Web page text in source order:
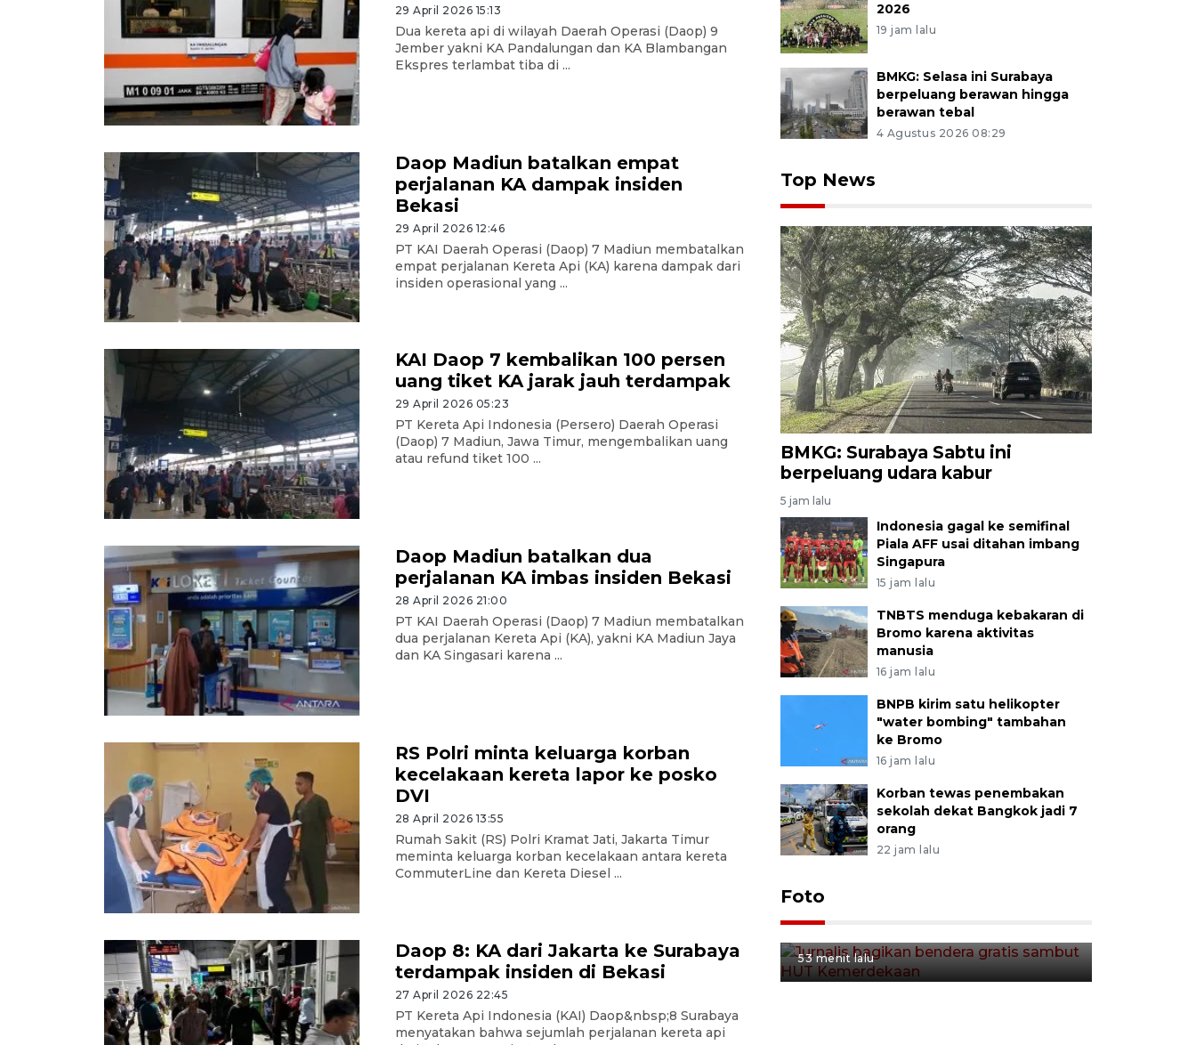
29 April 2026 15:13
Dua kereta api di wilayah Daerah Operasi (Daop) 9
Jember yakni KA Pandalungan dan KA Blambangan
Ekspres terlambat tiba di ...
Daop Madiun batalkan empat
perjalanan KA dampak insiden
Bekasi
29 April 2026 12:46
PT KAI Daerah Operasi (Daop) 7 Madiun membatalkan
empat perjalanan Kereta Api (KA) karena dampak dari
insiden operasional yang ...
KAI Daop 7 kembalikan 100 persen
uang tiket KA jarak jauh terdampak
29 April 2026 05:23
PT Kereta Api Indonesia (Persero) Daerah Operasi
(Daop) 7 Madiun, Jawa Timur, mengembalikan uang
atau refund tiket 100 ...
Daop Madiun batalkan dua
perjalanan KA imbas insiden Bekasi
28 April 2026 21:00
PT KAI Daerah Operasi (Daop) 7 Madiun membatalkan
dua perjalanan Kereta Api (KA), yakni KA Madiun Jaya
dan KA Singasari karena ...
RS Polri minta keluarga korban
kecelakaan kereta lapor ke posko
DVI
28 April 2026 13:55
Rumah Sakit (RS) Polri Kramat Jati, Jakarta Timur
meminta keluarga korban kecelakaan antara kereta
CommuterLine dan Kereta Diesel ...
Daop 8: KA dari Jakarta ke Surabaya
terdampak insiden di Bekasi
27 April 2026 22:45
PT Kereta Api Indonesia (KAI) Daop&nbsp;8 Surabaya
menyatakan bahwa sejumlah perjalanan kereta api
2026
19 jam lalu
BMKG: Selasa ini Surabaya
berpeluang berawan hingga
berawan tebal
4 Agustus 2026 08:29
Top News
BMKG: Surabaya Sabtu ini
berpeluang udara kabur
5 jam lalu
Indonesia gagal ke semifinal
Piala AFF usai ditahan imbang
Singapura
15 jam lalu
TNBTS menduga kebakaran di
Bromo karena aktivitas
manusia
16 jam lalu
BNPB kirim satu helikopter
"water bombing" tambahan
ke Bromo
16 jam lalu
Korban tewas penembakan
sekolah dekat Bangkok jadi 7
orang
22 jam lalu
Foto
Jurnalis bagikan bendera
gratis sambut HUT
53 menit lalu